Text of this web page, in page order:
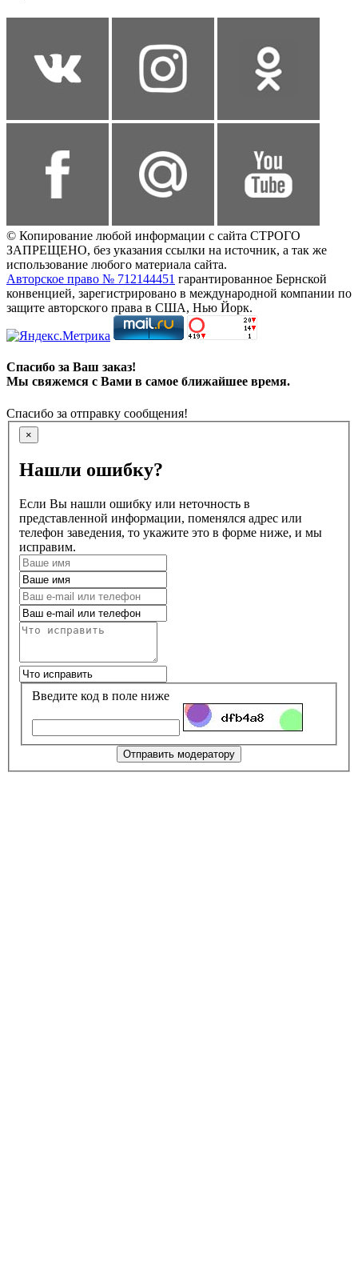
© Копирование любой информации с сайта СТРОГО
ЗАПРЕЩЕНО, без указания ссылки на источник, а так же
использование любого материала сайта.
Авторское право № 712144451 гарантированное Бернской
конвенцией, зарегистрировано в международной компании по
защите авторского права в США, Нью Йорк.
Спасибо за Ваш заказ!
Мы свяжемся с Вами в самое ближайшее время.
Спасибо за отправку сообщения!
×
Нашли ошибку?
Если Вы нашли ошибку или неточность в
представленной информации, поменялся адрес или
телефон заведения, то укажите это в форме ниже, и мы
исправим.
Введите код в поле ниже
Отправить модератору